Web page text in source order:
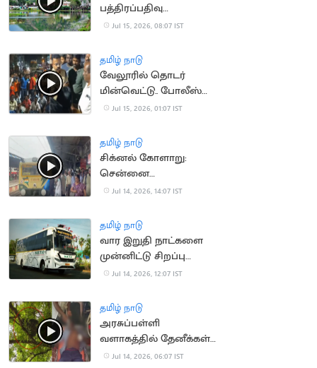
பத்திரப்பதிவு
செல்லாது'.. நீதிமன்றம்
Jul 15, 2026, 08:07 IST
தமிழ் நாடு
வேலூரில் தொடர்
மின்வெட்டு.. போலீஸ்
பேச்சால் சர்ச்சை
Jul 15, 2026, 01:07 IST
தமிழ் நாடு
சிக்னல் கோளாறு:
சென்னை
கடற்கரையில் புறநகர்
Jul 14, 2026, 14:07 IST
தமிழ் நாடு
வார இறுதி நாட்களை
முன்னிட்டு சிறப்பு
பேருந்துகள் இயக்கம்
Jul 14, 2026, 12:07 IST
தமிழ் நாடு
அரசுப்பள்ளி
வளாகத்தில் தேனீக்கள்
கொட்டி 50
Jul 14, 2026, 06:07 IST